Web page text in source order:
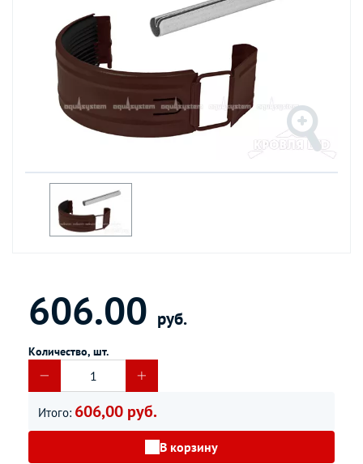
606.00 руб.
Количество, шт.
Итого: 606,00 руб.
В корзину